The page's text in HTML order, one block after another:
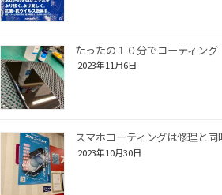
たったの１０分でコーティング
2023年11月6日
スマホコーティングは修理と同
2023年10月30日